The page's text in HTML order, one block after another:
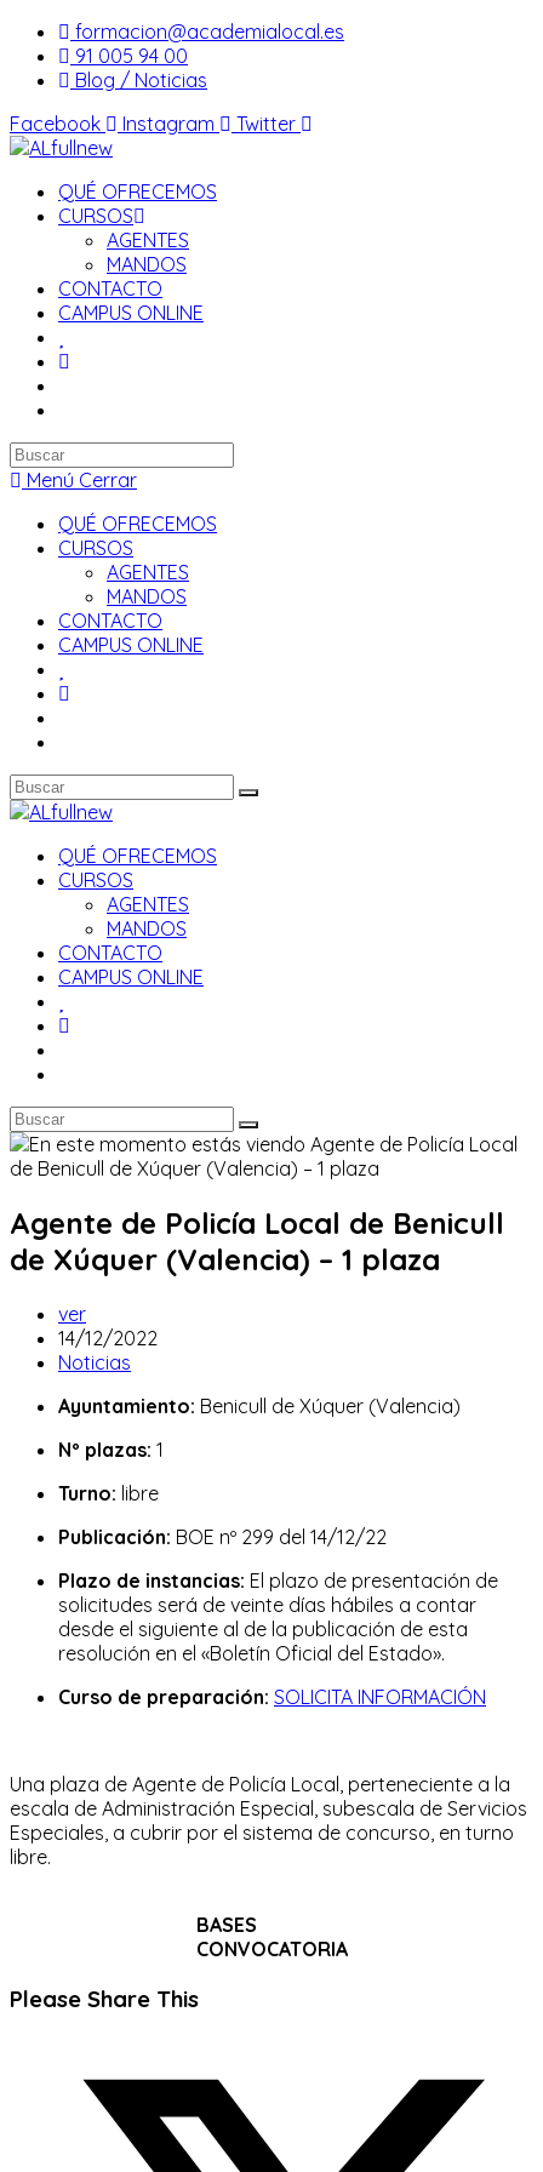
Saltar
contenido
formacion@academialocal.es
91 005 94 00
Blog / Noticias
Facebook
Instagram Twitter
QUÉ OFRECEMOS
CURSOS
AGENTES
MANDOS
CONTACTO
CAMPUS ONLINE
Buscar
en
web
Menú Cerrar
QUÉ OFRECEMOS
CURSOS
AGENTES
MANDOS
CONTACTO
CAMPUS ONLINE
QUÉ OFRECEMOS
CURSOS
AGENTES
MANDOS
CONTACTO
CAMPUS ONLINE
Agente de Policía Local de Benicull
de Xúquer (Valencia) – 1 plaza
Autor
de
la
ver
Publicación
de
entrada:
14/12/2022
Categoría
la
Noticias
Ayuntamiento: Benicull de Xúquer (Valencia)
Nº plazas: 1
Turno: libre
Publicación: BOE nº 299 del 14/12/22
Plazo de instancias: El plazo de presentación de
solicitudes será de veinte días hábiles a contar
desde el siguiente al de la publicación de esta
resolución en el «Boletín Oficial del Estado».
Curso de preparación: SOLICITA INFORMACIÓN
Una plaza de Agente de Policía Local, perteneciente a la
escala de Administración Especial, subescala de Servicios
Especiales, a cubrir por el sistema de concurso, en turno
libre.
BASES
CONVOCATORIA
Please Share ThisCompartir